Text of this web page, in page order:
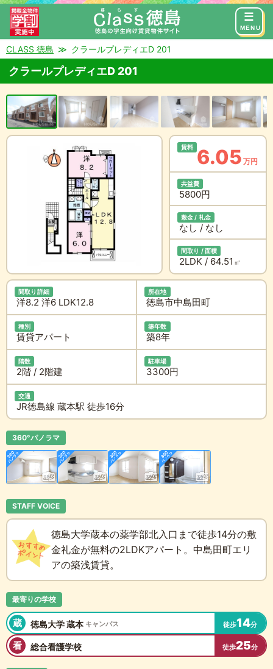
MENU
来店予約 お問い合わせ
CLASS 徳島 クラールプレディエD 201
クラールプレディエD 201
賃料 6.05 万円
共益費
5800円
敷金 / 礼金
なし / なし
間取り / 面積
2LDK / 64.51 ㎡
間取り詳細
洋8.2 洋6 LDK12.8
所在地
徳島市中島田町
種別
賃貸アパート
築年数
築8年
階数
2階 / 2階建
駐車場
3300円
交通
JR徳島線 蔵本駅 徒歩16分
360°パノラマ
STAFF VOICE
徳島大学蔵本の薬学部北入口まで徒歩14分の敷
金礼金が無料の2LDKアパート。中島田町エリ
アの築浅賃貸。
最寄りの学校
蔵 徳島大学 蔵本 キャンパス 徒歩14分
看 総合看護学校 徒歩25分